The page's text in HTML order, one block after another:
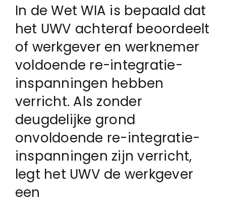
Contact
In de Wet WIA is bepaald dat
het UWV achteraf beoordeelt
of werkgever en werknemer
voldoende re-integratie-
inspanningen hebben
verricht. Als zonder
deugdelijke grond
onvoldoende re-integratie-
inspanningen zijn verricht,
legt het UWV de werkgever
een